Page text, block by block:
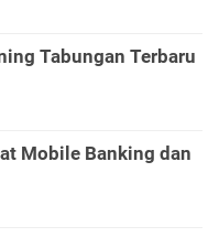
Tabungan Terbaru
Mobile Banking dan